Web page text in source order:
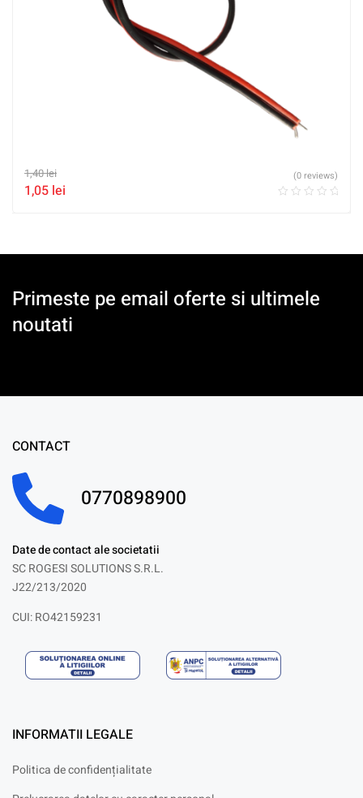
1,40lei
1,05 lei
(0 reviews)
Primeste pe email oferte si ultimele
noutati
CONTACT
0770898900
Date de contact ale societatii
SC ROGESI SOLUTIONS S.R.L.
J22/213/2020
CUI: RO42159231
INFORMATII LEGALE
Politica de confidențialitate